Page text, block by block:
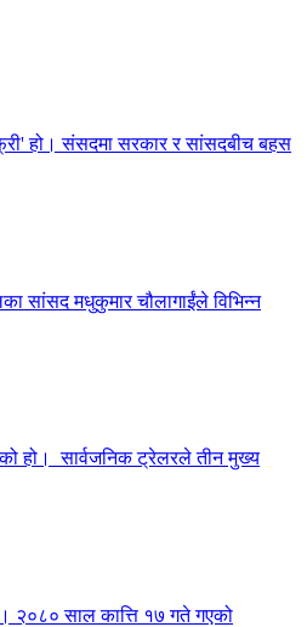
हो। संसदमा सरकार र सांसदबीच बहस
सांसद मधुकुमार चौलागाईंले विभिन्न
हो। सार्वजनिक ट्रेलरले तीन मुख्य
२०८० साल कात्ति १७ गते गएको